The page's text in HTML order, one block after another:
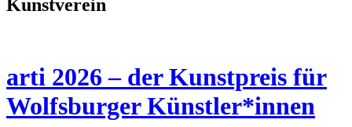
Kunstverein
arti 2026 – der Kunstpreis für
Wolfsburger Künstler*innen